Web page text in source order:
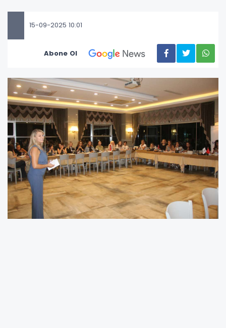
15-09-2025 10:01
Abone Ol